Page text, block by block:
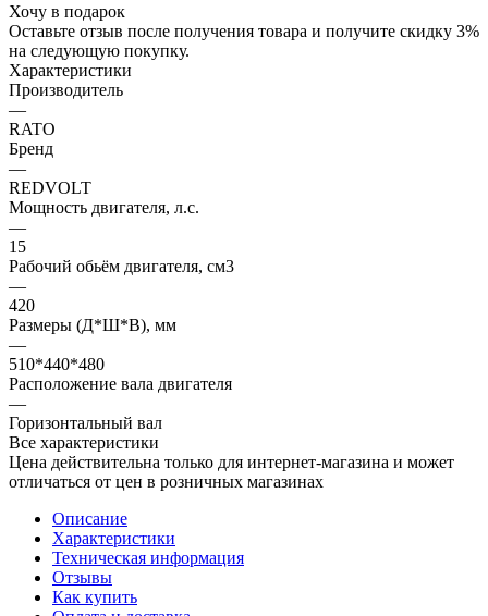
Хочу в подарок
Оставьте отзыв после получения товара и получите скидку 3%
на следующую покупку.
Характеристики
Производитель
—
RATO
Бренд
—
REDVOLT
Мощность двигателя, л.с.
—
15
Рабочий обьём двигателя, см3
—
420
Размеры (Д*Ш*В), мм
—
510*440*480
Расположение вала двигателя
—
Горизонтальный вал
Все характеристики
Цена действительна только для интернет-магазина и может
отличаться от цен в розничных магазинах
Описание
Характеристики
Техническая информация
Отзывы
Как купить